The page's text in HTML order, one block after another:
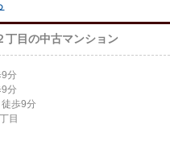
丁目の中古マンション
9分
9分
徒歩9分
目